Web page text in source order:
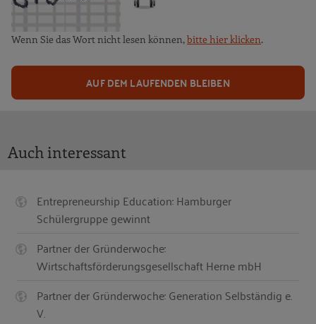
Wenn Sie das Wort nicht lesen können,bitte hier klicken.
AUF DEM LAUFENDEN BLEIBEN
Auch interessant
Entrepreneurship Education: Hamburger
Schülergruppe gewinnt
Partner der Gründerwoche:
Wirtschaftsförderungsgesellschaft Herne mbH
Partner der Gründerwoche: Generation Selbständig e.
V.